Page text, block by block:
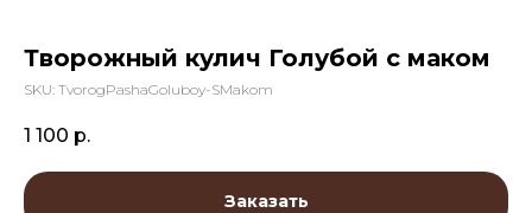
Творожный кулич Голубой с маком
SKU: TvorogPashaGoluboy-SMakom
1 100 р.
Заказать